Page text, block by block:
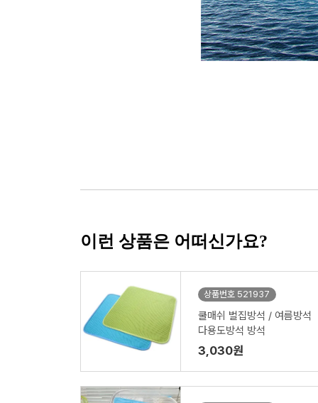
이런 상품은 어떠신가요?
상품번호 521937
쿨매쉬 벌집방석 / 여름방석
다용도방석 방석
3,030원